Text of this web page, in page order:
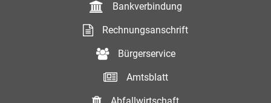
Bankverbindung
Rechnungsanschrift
Bürgerservice
Amtsblatt